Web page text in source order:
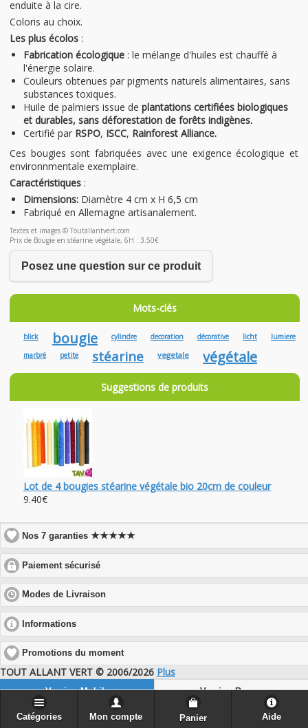
enduite à la cire.
Coloris au choix.
Les plus écolos :
Fabrication écologique : le mélange d'huiles est chauffé à
l'énergie solaire.
Couleurs obtenues par pigments naturels alimentaires, sans
substances toxiques.
Huile de palmiers issue de plantations certifiées biologiques
et durables, sans déforestation de forêts indigènes.
Certifié par RSPO, ISCC, Rainforest Alliance.
Ces bougies sont fabriquées avec une exigence écologique et
environnmentale exemplaire.
Caractéristiques :
Dimensions: Diamètre 4 cm x H 6,5 cm
Fabriqué en Allemagne artisanalement.
Textes et images © Toutallantvert.com
Prix de Bougie en stéarine végétale, 6H : 3.50€
Posez une question sur ce produit
Mots-clés
blick bougie cylindre decoration décorative licht
lumiere
marbré
petite stéarine vegetale végétale
Suggestions de produits
Lot de 4 bougies stéarine végétale bio 20cm de couleur
9.40€
Nos 7 garanties★★★★★
Paiement sécurisé
to
expand
contents
Modes de Livraison
to
Informations
to
expand
contents
Promotions du moment
TOUT ALLANT VERT © 2006/2026 Plus
Version Mobile Version Bureau
Catégories Mon compte Panier Aide